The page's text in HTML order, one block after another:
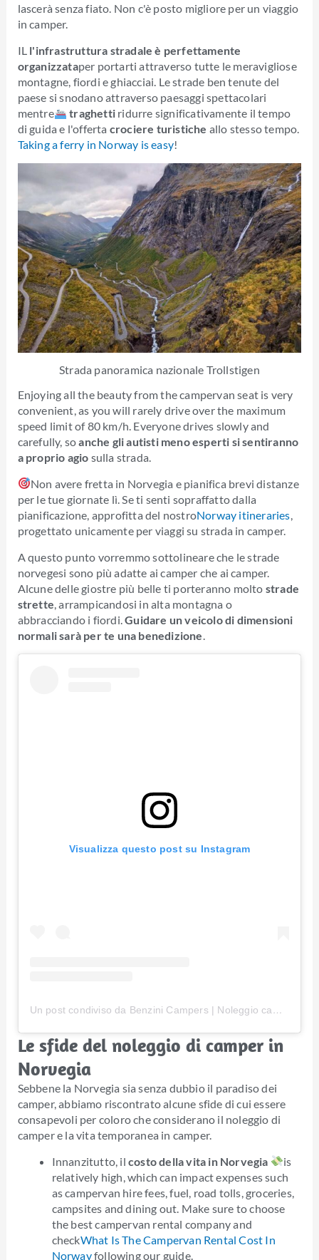
lascerà senza fiato. Non c'è posto migliore per un viaggio
in camper.
IL l'infrastruttura stradale è perfettamente
organizzataper portarti attraverso tutte le meravigliose
montagne, fiordi e ghiacciai. Le strade ben tenute del
paese si snodano attraverso paesaggi spettacolari
mentre
traghetti ridurre significativamente il tempo
di guida e l'offerta crociere turistiche allo stesso tempo.
Taking a ferry in Norway is easy!
Strada panoramica nazionale Trollstigen
Enjoying all the beauty from the campervan seat is very
convenient, as you will rarely drive over the maximum
speed limit of 80 km/h. Everyone drives slowly and
carefully, soanche gli autisti meno esperti si sentiranno
a proprio agio sulla strada.
Non avere fretta in Norvegia e pianifica brevi distanze
per le tue giornate lì. Se ti senti sopraffatto dalla
pianificazione, approfitta del nostroNorway itineraries
progettato unicamente per viaggi su strada in camper.
A questo punto vorremmo sottolineare che le strade
norvegesi sono più adatte ai camper che ai camper.
Alcune delle giostre più belle ti porteranno molto strade
strette , arrampicandosi in alta montagna o
abbracciando i fiordi.Guidare un veicolo di dimensioni
normali sarà per te una benedizione
Visualizza questo post su Instagram
Un post condiviso da Benzini Campers | Noleggio camper Norvegia (@benzinicampers)
Le sfide del noleggio di camper in
Norvegia
Sebbene la Norvegia sia senza dubbio il paradiso dei
camper, abbiamo riscontrato alcune sfide di cui essere
consapevoli per coloro che considerano il noleggio di
camper e la vita temporanea in camper.
Innanzitutto, ilcosto della vita in Norvegia
is
relatively high, which can impact expenses such
as campervan hire fees, fuel, road tolls, groceries,
campsites and dining out. Make sure to choose
the best campervan rental company and
checkWhat Is The Campervan Rental Cost In
Norwayfollowing our guide.